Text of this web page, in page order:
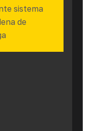
sistema
de